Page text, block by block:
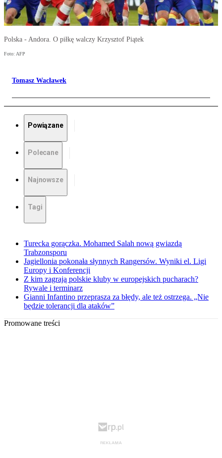
Polska - Andora. O piłkę walczy Krzysztof Piątek
Foto: AFP
Tomasz Wacławek
Powiązane
Polecane
Najnowsze
Tagi
Turecka gorączka. Mohamed Salah nową gwiazdą
Trabzonsporu
Jagiellonia pokonała słynnych Rangersów. Wyniki el. Ligi
Europy i Konferencji
Z kim zagrają polskie kluby w europejskich pucharach?
Rywale i terminarz
Gianni Infantino przeprasza za błędy, ale też ostrzega. „Nie
będzie tolerancji dla ataków”
Promowane treści